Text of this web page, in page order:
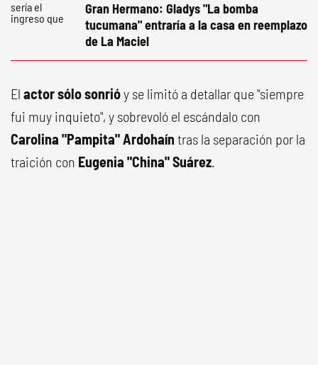
Gran Hermano: Gladys "La bomba
tucumana" entraría a la casa en reemplazo
de La Maciel
El actor sólo sonrióy se limitó a detallar que "siempre
fui muy inquieto", y sobrevoló el escándalo con
Carolina "Pampita" Ardohaín tras la separación por la
traición con Eugenia "China" Suárez.